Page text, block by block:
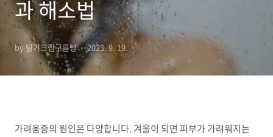
과 해소법
by 딸기크림구름빵 2023. 9. 19.
가려움증의 원인은 다양합니다. 겨울이 되면 피부가 가려워지는